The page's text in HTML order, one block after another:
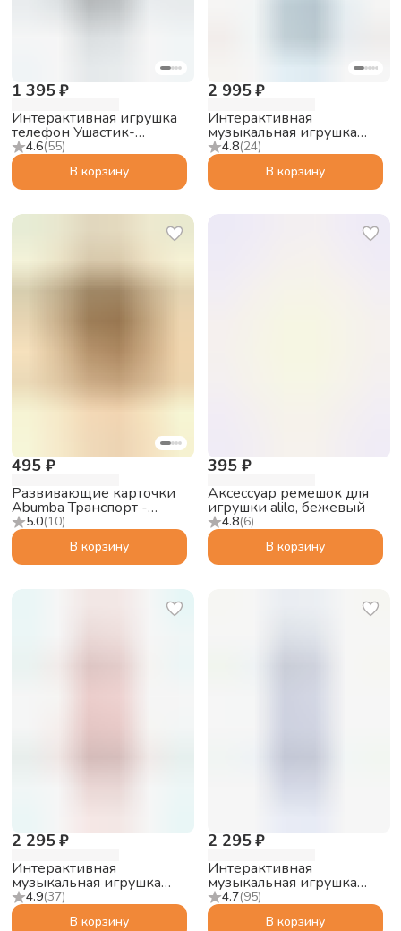
4.6(55)
1 395 ₽
Интерактивная игрушка
телефон Ушастик-
Лапочка alilo P3,
фиолетовый
В корзину
4.8(24)
2 995 ₽
Интерактивная
музыкальная игрушка
alilo Умный зайка R1
Синий трактор
В корзину
5.0(10)
495 ₽
Развивающие карточки
Abumba Транспорт -
набор для Abumba
Малыш Лисёнок F1
В корзину
4.8(6)
395 ₽
Аксессуар ремешок для
игрушки alilo, бежевый
В корзину
4.9(37)
2 295 ₽
Интерактивная
музыкальная игрушка
alilo Умный зайка R1+
Yoyo, розовый
В корзину
4.7(95)
2 295 ₽
Интерактивная
музыкальная игрушка
alilo Умный зайка R1+
Yoyo, синий
В корзину